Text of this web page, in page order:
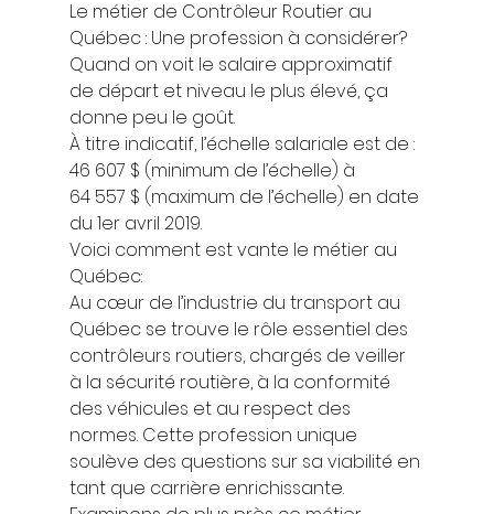
Le métier de Contrôleur Routier au
Québec : Une profession à considérer?
Quand on voit le salaire approximatif
de départ et niveau le plus élevé, ça
donne peu le goût.
À titre indicatif, l’échelle salariale est de :
46 607 $ (minimum de l’échelle) à
64 557 $ (maximum de l’échelle) en date
du 1er avril 2019.
Voici comment est vante le métier au
Québec:
Au cœur de l’industrie du transport au
Québec se trouve le rôle essentiel des
contrôleurs routiers, chargés de veiller
à la sécurité routière, à la conformité
des véhicules et au respect des
normes. Cette profession unique
soulève des questions sur sa viabilité en
tant que carrière enrichissante.